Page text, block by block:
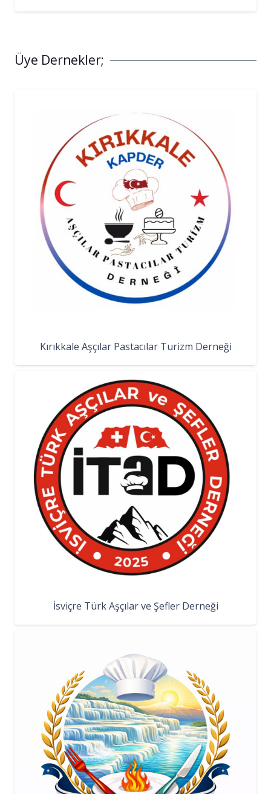
Üye Dernekler;
Kırıkkale Aşçılar Pastacılar Turizm Derneği
İsviçre Türk Aşçılar ve Şefler Derneği